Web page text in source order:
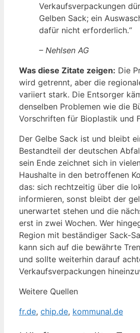
Verkaufsverpackungen
Gelben Sack; ein
dafür nicht erforderlich.“
– Nehlsen AG
Was diese Zitate zeigen: Die
wird getrennt, aber die
variiert stark. Die Entsorger
denselben Problemen wie die
Vorschriften für Bioplastik und
Der Gelbe Sack ist und bleibt
Bestandteil der deutschen
sein Ende zeichnet sich in
Haushalte in den betroffenen
das: sich rechtzeitig über die
informieren, sonst bleibt der
unerwartet stehen und die
erst in zwei Wochen. Wer
Region mit beständiger Sack-
kann sich auf die bewährte
und sollte weiterhin darauf
Verkaufsverpackungen
Weitere Quellen
fr.de, chip.de, kommunal.de